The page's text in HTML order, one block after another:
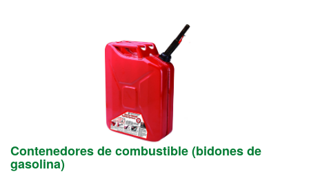
Contenedores de combustible (bidones de
gasolina)